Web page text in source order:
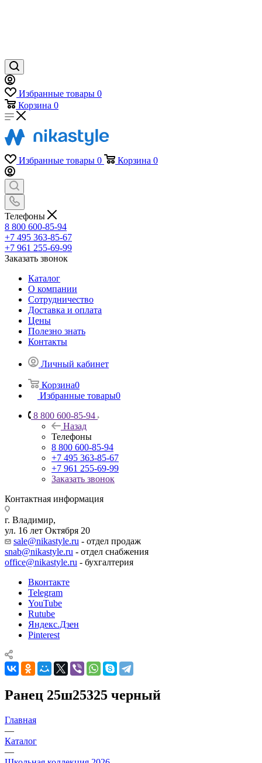
Избранные товары 0
Корзина 0
Избранные товары 0 Корзина 0
Телефоны
8 800 600-85-94
+7 495 363-85-67
+7 961 255-69-99
Заказать звонок
Каталог
О компании
Сотрудничество
Доставка и оплата
Цены
Полезно знать
Контакты
Личный кабинет
Корзина0
Избранные товары0
8 800 600-85-94
Назад
Телефоны
8 800 600-85-94
+7 495 363-85-67
+7 961 255-69-99
Заказать звонок
Контактная информация
г. Владимир,
ул. 16 лет Октября 20
sale@nikastyle.ru - отдел продаж
snab@nikastyle.ru - отдел снабжения
office@nikastyle.ru - бухгалтерия
Вконтакте
Telegram
YouTube
Rutube
Яндекс.Дзен
Pinterest
Ранец 25ш25325 черный
Главная
—
Каталог
—